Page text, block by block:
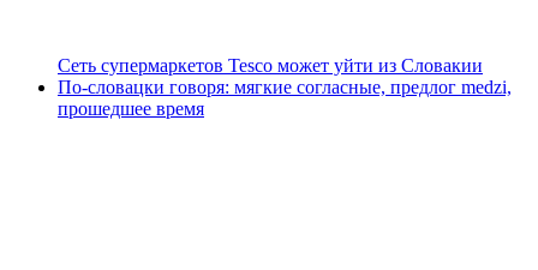
Сеть супермаркетов Tesco может уйти из Словакии
По-словацки говоря: мягкие согласные, предлог medzi,
прошедшее время